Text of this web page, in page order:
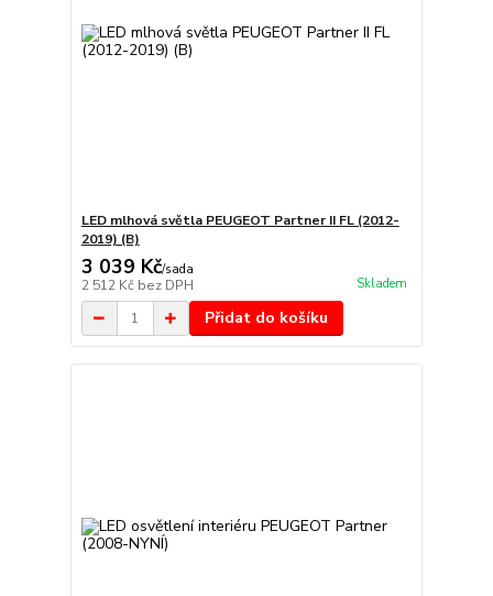
LED mlhová světla PEUGEOT Partner II FL (2012-
2019) (B)
3 039 Kč/sada
2 512 Kč bez DPH Skladem
Přidat do košíku